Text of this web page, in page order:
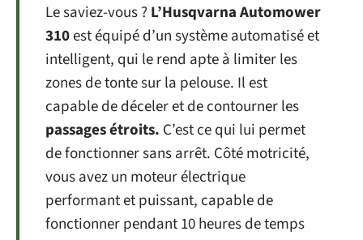
Le saviez-vous ?L’Husqvarna Automower
310est équipé d’un système automatisé et
intelligent, qui le rend apte à limiter les
zones de tonte sur la pelouse. Il est
capable de déceler et de contourner les
passages étroits. C’est ce qui lui permet
de fonctionner sans arrêt. Côté motricité,
vous avez un moteur électrique
performant et puissant, capable de
fonctionner pendant 10 heures de temps